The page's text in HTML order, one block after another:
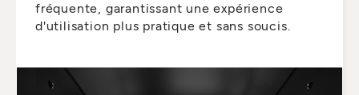
fréquente, garantissant une expérience
d'utilisation plus pratique et sans soucis.